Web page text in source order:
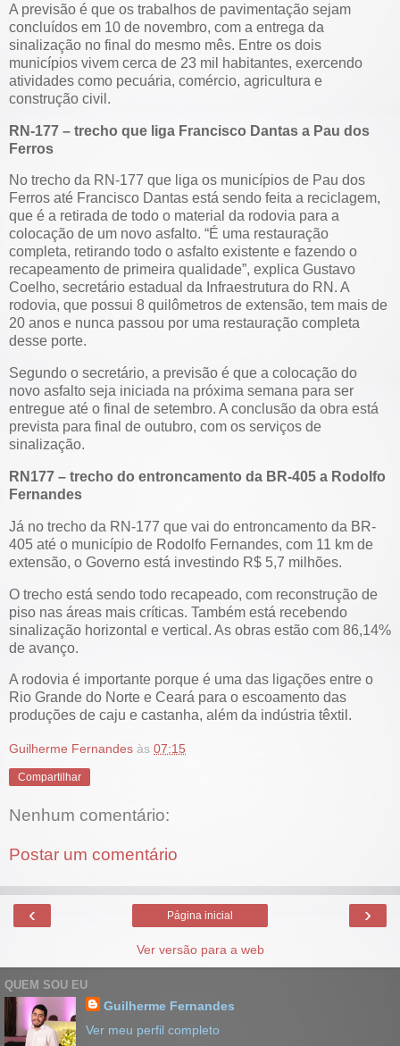
A previsão é que os trabalhos de pavimentação sejam
concluídos em 10 de novembro, com a entrega da
sinalização no final do mesmo mês. Entre os dois
municípios vivem cerca de 23 mil habitantes, exercendo
atividades como pecuária, comércio, agricultura e
construção civil.
RN-177 – trecho que liga Francisco Dantas a Pau dos
Ferros
No trecho da RN-177 que liga os municípios de Pau dos
Ferros até Francisco Dantas está sendo feita a reciclagem,
que é a retirada de todo o material da rodovia para a
colocação de um novo asfalto. “É uma restauração
completa, retirando todo o asfalto existente e fazendo o
recapeamento de primeira qualidade”, explica Gustavo
Coelho, secretário estadual da Infraestrutura do RN. A
rodovia, que possui 8 quilômetros de extensão, tem mais de
20 anos e nunca passou por uma restauração completa
desse porte.
Segundo o secretário, a previsão é que a colocação do
novo asfalto seja iniciada na próxima semana para ser
entregue até o final de setembro. A conclusão da obra está
prevista para final de outubro, com os serviços de
sinalização.
RN177 – trecho do entroncamento da BR-405 a Rodolfo
Fernandes
Já no trecho da RN-177 que vai do entroncamento da BR-
405 até o município de Rodolfo Fernandes, com 11 km de
extensão, o Governo está investindo R$ 5,7 milhões.
O trecho está sendo todo recapeado, com reconstrução de
piso nas áreas mais críticas. Também está recebendo
sinalização horizontal e vertical. As obras estão com 86,14%
de avanço.
A rodovia é importante porque é uma das ligações entre o
Rio Grande do Norte e Ceará para o escoamento das
produções de caju e castanha, além da indústria têxtil.
Guilherme Fernandes às 07:15
Compartilhar
Nenhum comentário:
Postar um comentário
‹ ›
Página inicial
Ver versão para a web
QUEM SOU EU
Guilherme Fernandes
Ver meu perfil completo